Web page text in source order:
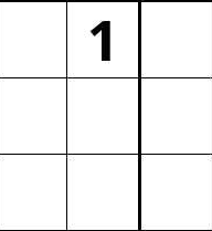
1